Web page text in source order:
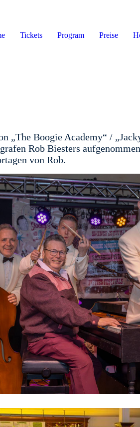
Tickets Program Preise
„The Boogie Academy“ /
Rob Biesters
von Rob.